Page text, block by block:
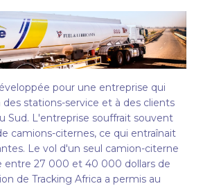
pour une entreprise qui
des stations-service et à des clients
Sud. L'entreprise souffrait souvent
camions-citernes, ce qui entraînait
Le vol d'un seul camion-citerne
entre 27 000 et 40 000 dollars de
de Tracking Africa a permis au